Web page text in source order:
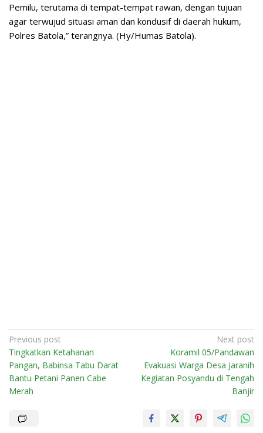
Pemilu, terutama di tempat-tempat rawan, dengan tujuan
agar terwujud situasi aman dan kondusif di daerah hukum,
Polres Batola,” terangnya. (Hy/Humas Batola).
Post
navigation
Previous post
Tingkatkan Ketahanan
Pangan, Babinsa Tabu Darat
Bantu Petani Panen Cabe
Merah
Next post
Koramil 05/Pandawan
Evakuasi Warga Desa Jaranih
Kegiatan Posyandu di Tengah
Banjir